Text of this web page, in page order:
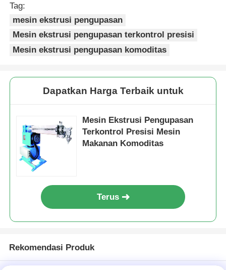
Tag:
mesin ekstrusi pengupasan
Mesin ekstrusi pengupasan terkontrol presisi
Mesin ekstrusi pengupasan komoditas
Dapatkan Harga Terbaik untuk
Mesin Ekstrusi Pengupasan
Terkontrol Presisi Mesin
Makanan Komoditas
Terus
Rekomendasi Produk